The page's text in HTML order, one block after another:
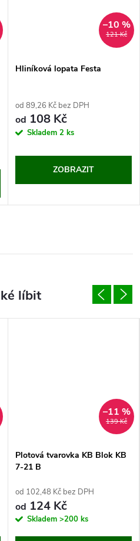
121 Kč
–10 %
Hliníková lopata Festa
od 89,26 Kč bez DPH
od 108 Kč
Skladem 2 ks
ZOBRAZIT
139 Kč
–11 %
Plotová tvarovka KB Blok KB
7-21 B
od 102,48 Kč bez DPH
od 124 Kč
Skladem >200 ks